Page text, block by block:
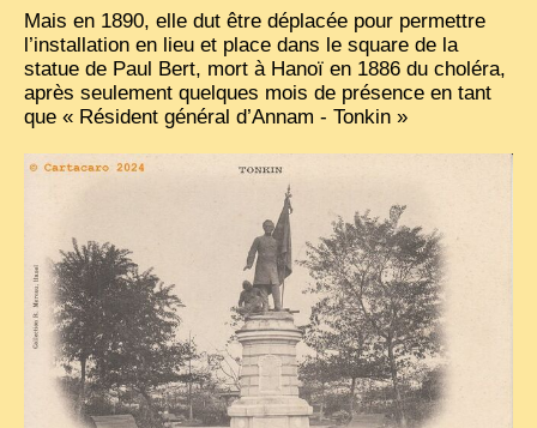
Mais en 1890, elle dut être déplacée pour permettre
l’installation en lieu et place dans le square de la
statue de Paul Bert, mort à Hanoï en 1886 du choléra,
après seulement quelques mois de présence en tant
que « Résident général d’Annam - Tonkin »